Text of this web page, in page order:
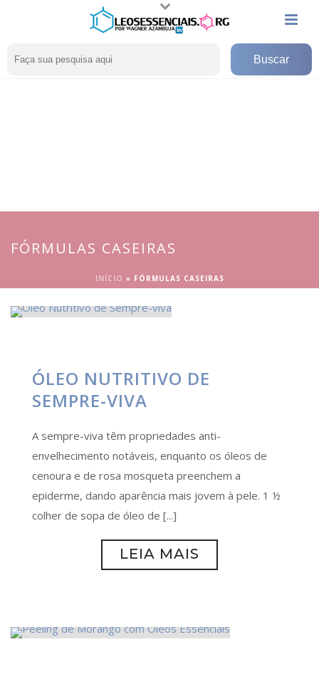
FÓRMULAS CASEIRAS
INÍCIO » FÓRMULAS CASEIRAS
ÓLEO NUTRITIVO DE
SEMPRE-VIVA
A sempre-viva têm propriedades anti-
envelhecimento notáveis, enquanto os óleos de
cenoura e de rosa mosqueta preenchem a
epiderme, dando aparência mais jovem à pele. 1 ½
colher de sopa de óleo de [...]
LEIA MAIS